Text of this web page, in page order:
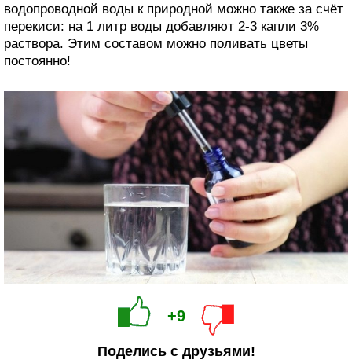
водопроводной воды к природной можно также за счёт
перекиси: на 1 литр воды добавляют 2-3 капли 3%
раствора. Этим составом можно поливать цветы
постоянно!
+9
Поделись с друзьями!